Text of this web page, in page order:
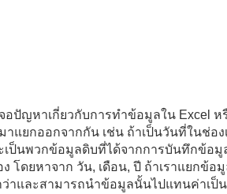
อปัญหาเกี่ยวกับการทำข้อมูลใน Excel
าแยกออกจากกัน เช่น ถ้าเป็นวันที่ในช่อ
เป็นพวกข้อมูลดิบที่ได้จากการบันทึกข้อมู
โดยหาจาก วัน, เดือน, ปี ถ้าเราแยกข้
ว่าและสามารถนำข้อมูลนั้นไปแทนค่าเ